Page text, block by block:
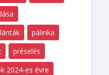
pálinka
préselés
2024-es évre